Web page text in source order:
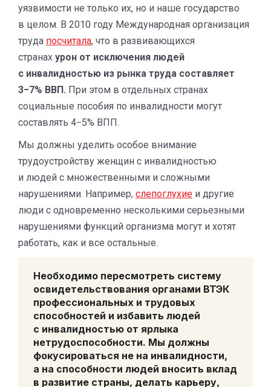
уязвимости не только их, но и наше государство
в целом. В 2010 году Международная организация
труда посчитала, что в развивающихся
странах урон от исключения людей
с инвалидностью из рынка труда составляет
3−7% ВВП. При этом в отдельных странах
социальные пособия по инвалидности могут
составлять 4−5% ВПП.
Мы должны уделить особое внимание
трудоустройству женщин с инвалидностью
и людей с множественными и сложными
нарушениями. Например, слепоглухие и другие
люди с одновременно несколькими серьезными
нарушениями функций организма могут и хотят
работать, как и все остальные.
Необходимо пересмотреть систему
освидетельствования органами ВТЭК
профессиональных и трудовых
способностей и избавить людей
с инвалидностью от ярлыка
нетрудоспособности. Мы должны
фокусироваться не на инвалидности,
а на способности людей вносить вклад
в развитие страны, делать карьеру,